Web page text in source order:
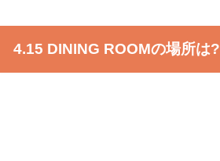
4.15 DINING ROOMの場所は?